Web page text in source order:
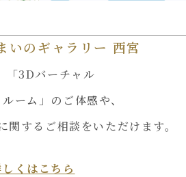
いのギャラリー 西宮
「3Dバーチャル
ーム」のご体感や、
関する ご相談をいただけます。
くはこちら